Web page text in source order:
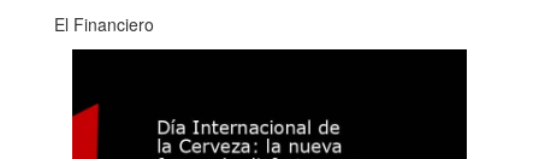
El Financiero